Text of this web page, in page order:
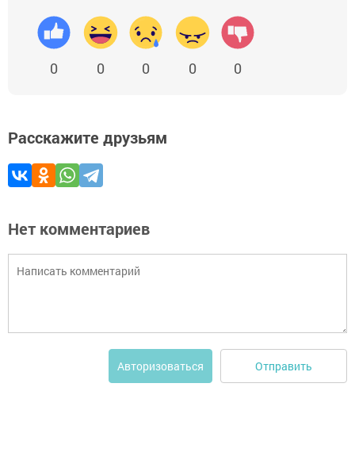
0 0 0 0 0
Расскажите друзьям
Нет комментариев
Авторизоваться Отправить